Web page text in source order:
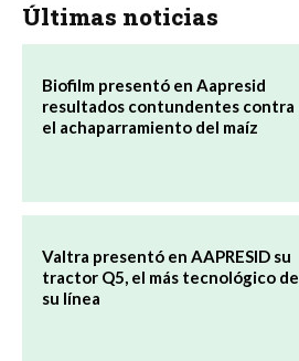
Últimas noticias
Biofilm presentó en Aapresid
resultados contundentes contra
el achaparramiento del maíz
Valtra presentó en AAPRESID su
tractor Q5, el más tecnológico de
su línea